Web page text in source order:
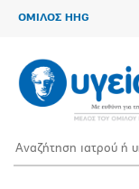
ΟΜΙΛΟΣ HHG